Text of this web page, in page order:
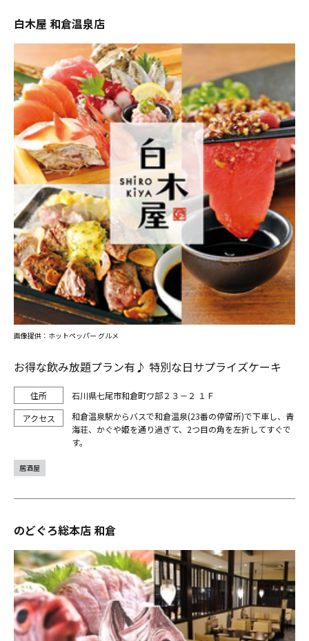
白木屋 和倉温泉店
お得な飲み放題プラン有♪ 特別な日サプライズケーキ
石川県七尾市和倉町ワ部２３－２ １Ｆ
和倉温泉駅からバスで和倉温泉(23番の停留所)で下車し、青
海荘、かぐや姫を通り過ぎて、2つ目の角を左折してすぐで
す。
画像提供：ホットペッパー グルメ
居酒屋
のどぐろ総本店 和倉